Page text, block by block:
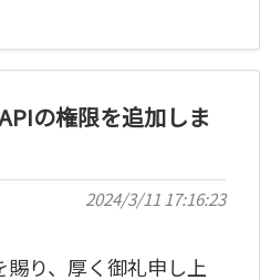
の権限を追加しま
2024/3/11 17:16:23
り、厚く御礼申し上